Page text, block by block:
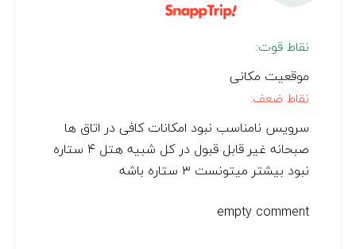
نقاط قوت:
موقعیت مکانی
نقاط ضعف:
سرویس نامناسب نبود امکانات کافی در اتاق ها
صبحانه غیر قابل قبول در کل شبیه هتل ۴ ستاره
نبود بیشتر میتونست ۳ ستاره باشه
empty comment